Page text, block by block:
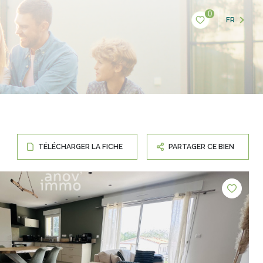
0
FR
TÉLÉCHARGER LA FICHE PARTAGER CE BIEN